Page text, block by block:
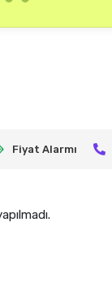
Fiyat Alarmı